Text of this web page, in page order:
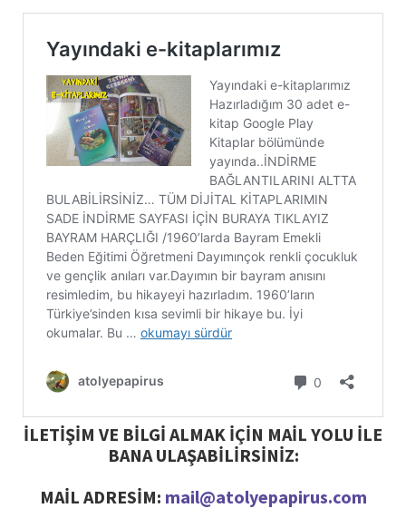
İLETİŞİM VE BİLGİ ALMAK İÇİN MAİL YOLU İLE
BANA ULAŞABİLİRSİNİZ:
MAİL ADRESİM: mail@atolyepapirus.com